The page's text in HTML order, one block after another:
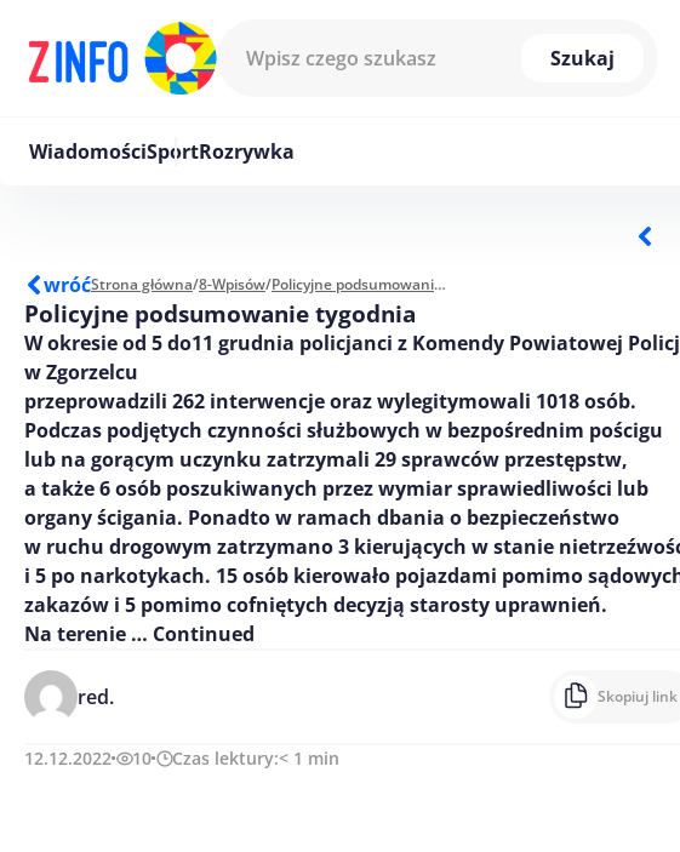
Szukaj
WiadomościSportRozrywka
wróćStrona główna/8-Wpisów/ Policyjne podsumowanie tygodnia
Policyjne podsumowanie tygodnia
W okresie od 5 do11 grudnia policjanci z Komendy Powiatowej
w Zgorzelcu
przeprowadzili 262 interwencje oraz wylegitymowali 1018 osób.
Podczas podjętych czynności służbowych w bezpośrednim pościgu
lub na gorącym uczynku zatrzymali 29 sprawców przestępstw,
a także 6 osób poszukiwanych przez wymiar sprawiedliwości lub
organy ścigania. Ponadto w ramach dbania o bezpieczeństwo
w ruchu drogowym zatrzymano 3 kierujących w stanie
i 5 po narkotykach. 15 osób kierowało pojazdami pomimo
zakazów i 5 pomimo cofniętych decyzją starosty uprawnień.
Na terenie … Continued
red. Skopiuj link
12.12.2022 10 Czas lektury:< 1 min